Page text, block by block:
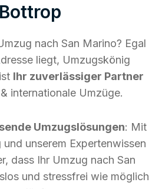
Bottrop
nach San Marino? Egal
liegt, Umzugskönig
Ihr zuverlässiger Partner
internationale Umzüge.
Umzugslösungen: Mit
und unserem Expertenwissen
dass Ihr Umzug nach San
und stressfrei wie möglich